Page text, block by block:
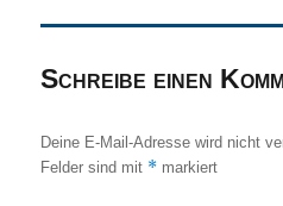
Schreibe einen
Deine E-Mail-Adresse wird nicht
Felder sind mit * markiert